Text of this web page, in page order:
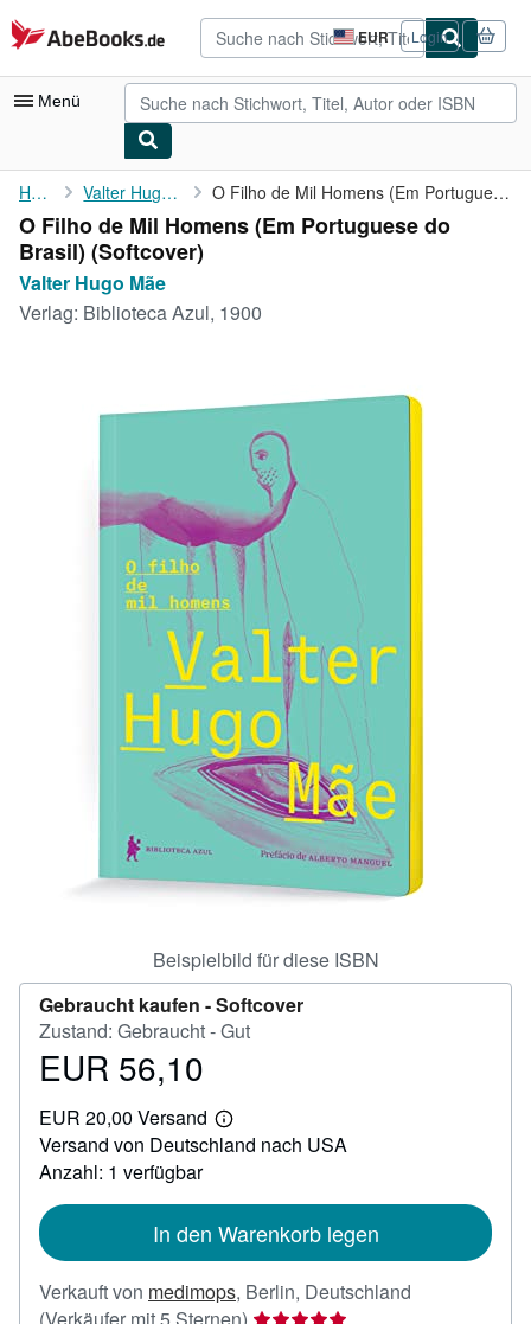
Zum Hauptinhalt
AbeBooks.de EUR
Seite
der
Einkaufseinstellungen.
Login
Menü
Nutzerkonto
Meine Bestellungen
Detailsuche
Sammlungen
SCHLIESSEN
Home Valter Hugo Mãe O Filho de Mil Homens (Em Portuguese do Brasil)
O Filho de Mil Homens (Em Portuguese do
Brasil) (Softcover)
Valter Hugo Mãe
Verlag: Biblioteca Azul, 1900
Beispielbild für diese ISBN
Gebraucht kaufen -Softcover
Zustand: Gebraucht - Gut
Preis
56,10
EUR 56,10
EUR 20,00 Versand
Weitere
Informationen
Versand von Deutschland nach USA
Anzahl: 1 verfügbar
In den Warenkorb legen
Verkauft von medimops, Berlin, Deutschland
Verkäuferbewertung